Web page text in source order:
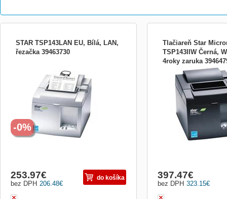
STAR TSP143LAN EU, Bílá, LAN,
řezačka 39463730
propracovaná, vysoce výkonná pokladní
tiskárna s automatickou horní řezačkou.
Je vybavena řadou pokročilých funkcí,
jako automatické zmenšení tisku, zkrácení
přebytečných okrajů, emulace sériového
portu. Tyto a další vlastnost
206.48€
bez DPH
253.97€ do košíka
-0%
Tlačiareň Star
TSP143IIW Černá,
4roky zaruka
Nová termálnlí tiskárna
úsporou energie a
323.15€
bez DPH
397.47€